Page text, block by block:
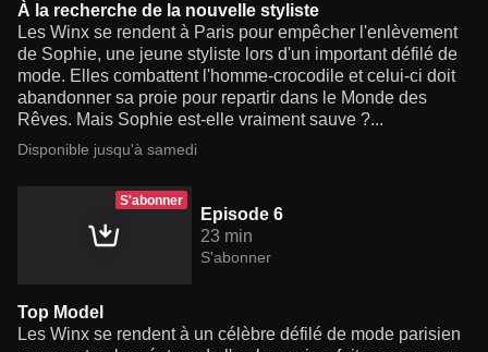
À la recherche de la nouvelle styliste
Les Winx se rendent à Paris pour empêcher l'enlèvement
de Sophie, une jeune styliste lors d'un important défilé de
mode. Elles combattent l'homme-crocodile et celui-ci doit
abandonner sa proie pour repartir dans le Monde des
Rêves. Mais Sophie est-elle vraiment sauve ?...
Disponible jusqu'à samedi
S'abonner
Episode 6
23 min
S'abonner
Top Model
Les Winx se rendent à un célèbre défilé de mode parisien